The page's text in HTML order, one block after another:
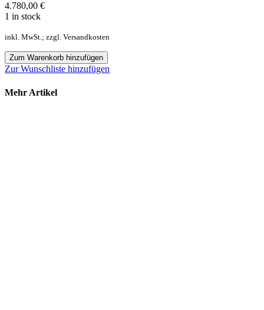
4.780,00 €
1 in stock
inkl. MwSt.; zzgl. Versandkosten
Zum Warenkorb hinzufügen
Zur Wunschliste hinzufügen
Mehr Artikel